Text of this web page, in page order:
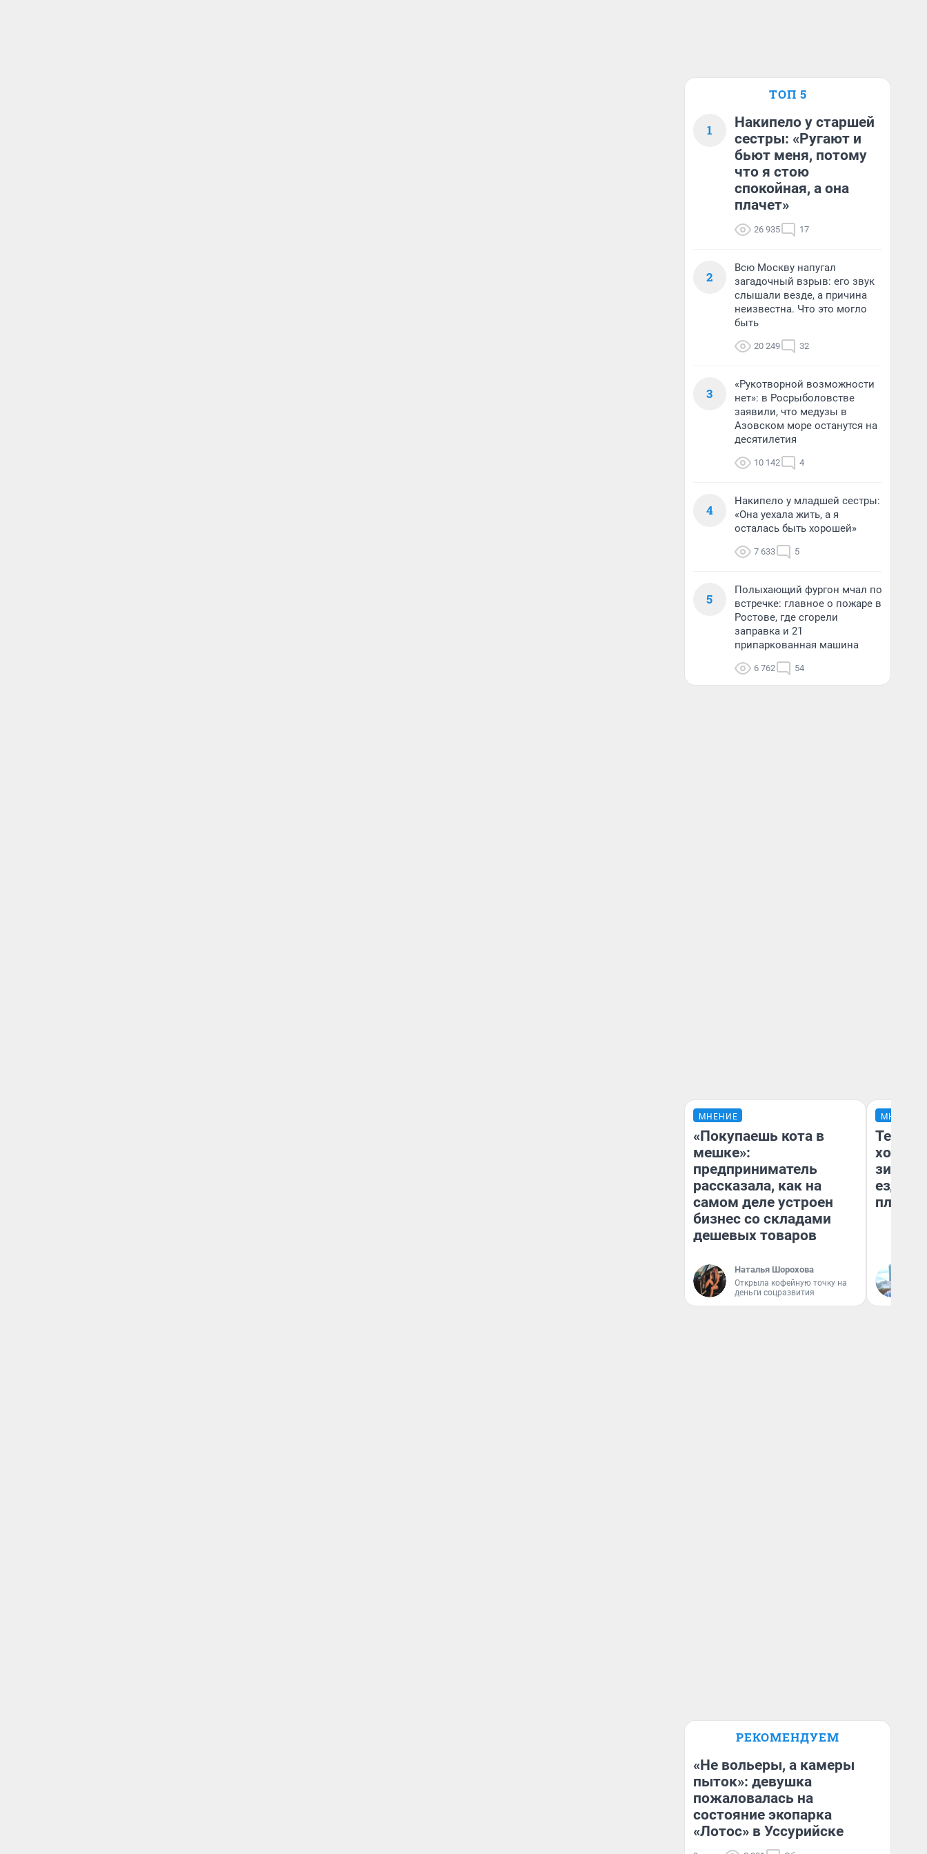
ТОП 5
1
Накипело у старшей
сестры: «Ругают и
бьют меня, потому
что я стою
спокойная, а она
плачет»
26 935 17
2
Всю Москву напугал
загадочный взрыв: его звук
слышали везде, а причина
неизвестна. Что это могло
быть
20 249 32
3
«Рукотворной возможности
нет»: в Росрыболовстве
заявили, что медузы в
Азовском море останутся на
десятилетия
10 142 4
4
Накипело у младшей сестры:
«Она уехала жить, а я
осталась быть хорошей»
7 633 5
5
Полыхающий фургон мчал по
встречке: главное о пожаре в
Ростове, где сгорели
заправка и 21
припаркованная машина
6 762 54
МНЕНИЕ
«Покупаешь кота в
мешке»:
предприниматель
рассказала, как на
самом деле устроен
бизнес со складами
дешевых товаров
Наталья Шорохова
Открыла кофейную точку на
деньги соцразвития
МНЕНИЕ
Тепло
зимой.
ездит
плюсы
РЕКОМЕНДУЕМ
«Не вольеры, а камеры
пыток»: девушка
пожаловалась на
состояние экопарка
«Лотос» в Уссурийске